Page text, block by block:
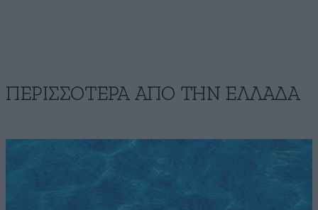
ΠΕΡΙΣΣΟΤΕΡΑ ΑΠΟ ΤΗΝ ΕΛΛΑΔΑ